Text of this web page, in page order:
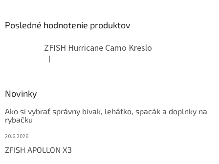
Posledné hodnotenie produktov
ZFISH Hurricane Camo Kreslo
Hodnotenie produktu je 5 z 5 hviezdičiek.
|
Novinky
Ako si vybrať správny bivak, lehátko, spacák a doplnky na
rybačku
20.6.2026
ZFISH APOLLON X3